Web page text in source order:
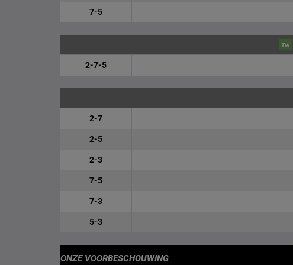
7-5
2-7-5
2-7
2-5
2-3
7-5
7-3
5-3
ONZE VOORBESCHOUWING